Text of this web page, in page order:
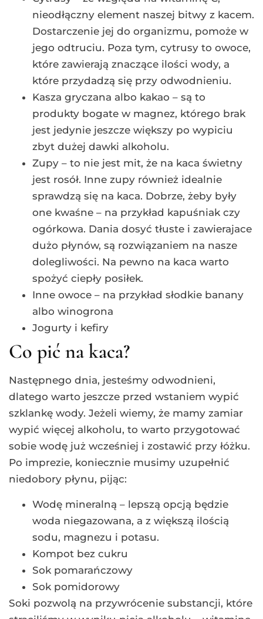
nieodłączny element naszej bitwy z kacem.
Dostarczenie jej do organizmu, pomoże w
jego odtruciu. Poza tym, cytrusy to owoce,
które zawierają znaczące ilości wody, a
które przydadzą się przy odwodnieniu.
Kasza gryczana albo kakao – są to
produkty bogate w magnez, którego brak
jest jedynie jeszcze większy po wypiciu
zbyt dużej dawki alkoholu.
Zupy – to nie jest mit, że na kaca świetny
jest rosół. Inne zupy również idealnie
sprawdzą się na kaca. Dobrze, żeby były
one kwaśne – na przykład kapuśniak czy
ogórkowa. Dania dosyć tłuste i zawierajace
dużo płynów, są rozwiązaniem na nasze
dolegliwości. Na pewno na kaca warto
spożyć ciepły posiłek.
Inne owoce – na przykład słodkie banany
albo winogrona
Jogurty i kefiry
Co pić na kaca?
Następnego dnia, jesteśmy odwodnieni,
dlatego warto jeszcze przed wstaniem wypić
szklankę wody. Jeżeli wiemy, że mamy zamiar
wypić więcej alkoholu, to warto przygotować
sobie wodę już wcześniej i zostawić przy łóżku.
Po imprezie, koniecznie musimy uzupełnić
niedobory płynu, pijąc:
Wodę mineralną – lepszą opcją będzie
woda niegazowana, a z większą ilością
sodu, magnezu i potasu.
Kompot bez cukru
Sok pomarańczowy
Sok pomidorowy
Soki pozwolą na przywrócenie substancji, które